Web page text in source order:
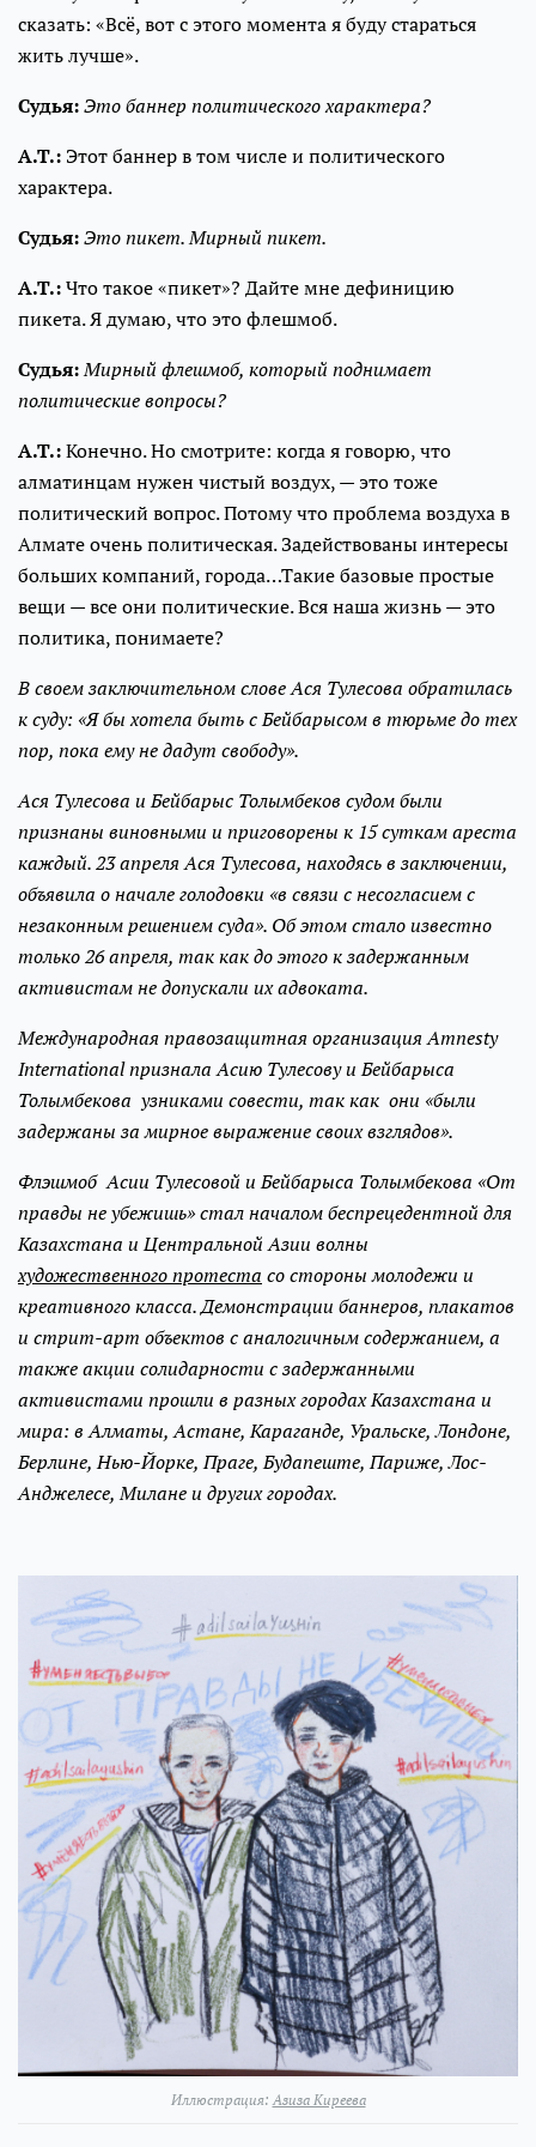
сказать: «Всё, вот с этого момента я буду стараться
жить лучше».
Судья:Это баннер политического характера?
А.Т.: Этот баннер в том числе и политического
характера.
Судья:Это пикет. Мирный пикет.
А.Т.:Что такое «пикет»? Дайте мне дефиницию
пикета. Я думаю, что это флешмоб.
Судья:Мирный флешмоб, который поднимает
политические вопросы?
А.Т.:Конечно. Но смотрите: когда я говорю, что
алматинцам нужен чистый воздух, — это тоже
политический вопрос. Потому что проблема воздуха в
Алмате очень политическая. Задействованы интересы
больших компаний, города…Такие базовые простые
вещи — все они политические. Вся наша жизнь — это
политика, понимаете?
В своем заключительном слове Ася Тулесова обратилась
к суду: «Я бы хотела быть с Бейбарысом в тюрьме до тех
пор, пока ему не дадут свободу».
Ася Тулесова и Бейбарыс Толымбеков судом были
признаны виновными и приговорены к 15 суткам ареста
каждый. 23 апреля Ася Тулесова, находясь в заключении,
объявила о начале голодовки «в связи с несогласием с
незаконным решением суда». Об этом стало известно
только 26 апреля, так как до этого к задержанным
активистам не допускали их адвоката.
Международная правозащитная организация Amnesty
International признала Асию Тулесову и Бейбарыса
Толымбекова узниками совести, так как они «были
задержаны за мирное выражение своих взглядов».
Флэшмоб Асии Тулесовой и Бейбарыса Толымбекова «От
правды не убежишь» стал началом беспрецедентной для
Казахстана и Центральной Азии волны
художественного протеста со стороны молодежи и
креативного класса. Демонстрации баннеров, плакатов
и стрит-арт объектов с аналогичным содержанием, а
также акции солидарности с задержанными
активистами прошли в разных городах Казахстана и
мира: в Алматы, Астане, Караганде, Уральске, Лондоне,
Берлине, Нью-Йорке, Праге, Будапеште, Париже, Лос-
Анджелесе, Милане и других городах.
Иллюстрация: Азиза Киреева